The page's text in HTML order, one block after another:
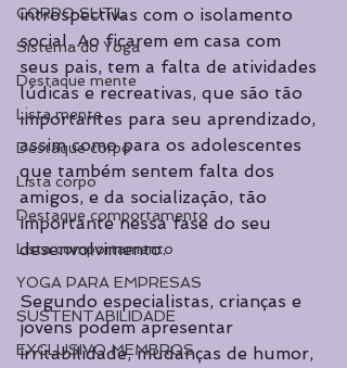
CORPO SUTIL
Sistema do Yoga
Destaque mente
Lista mente
Destaque corpo
Lista corpo
Destaque comportamento
Lista comportamento
YOGA PARA EMPRESAS
SUSTENTABILIDADE
EXCLUSIVO MEMBROS
introspectivas com o isolamento
social. Ao ficarem em casa com
seus pais, tem a falta de atividades
lúdicas e recreativas, que são tão
importantes para seu aprendizado,
assim como para os adolescentes
que também sentem falta dos
amigos, e da socialização, tão
importante nessa fase do seu
desenvolvimento.
Segundo especialistas, crianças e
jovens podem apresentar
irritabilidade, mudanças de humor,